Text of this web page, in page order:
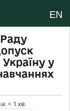
EN
у
< 1 хв.